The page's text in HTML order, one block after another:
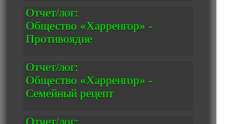
Отчет/лог:
Общество «Харренгор» -
Противоядие
Отчет/лог:
Общество «Харренгор» -
Семейный рецепт